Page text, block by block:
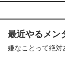
最近やるメン
嫌なことって絶